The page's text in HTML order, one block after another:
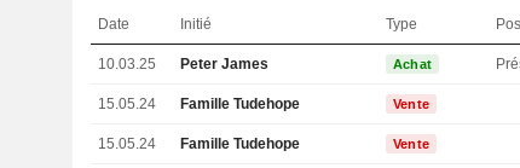
Date Initié Type
10.03.25 Peter James Achat
15.05.24 Famille Tudehope Vente
15.05.24 Famille Tudehope Vente